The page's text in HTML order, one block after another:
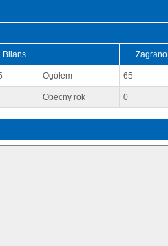
Bilans Zagrano
Ogółem 65
Obecny rok 0